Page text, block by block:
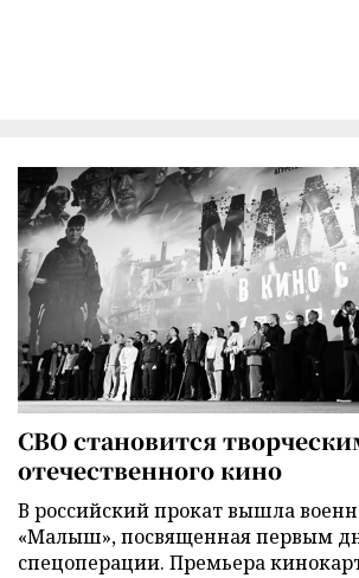
СВО становится
отечественного кино
В российский прокат вышла
«Малыш», посвященная первым
спецоперации. Премьера